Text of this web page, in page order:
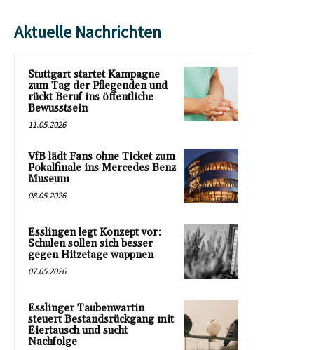
Aktuelle Nachrichten
Stuttgart startet Kampagne
zum Tag der Pflegenden und
rückt Beruf ins öffentliche
Bewusstsein
11.05.2026
VfB lädt Fans ohne Ticket zum
Pokalfinale ins Mercedes Benz
Museum
08.05.2026
Esslingen legt Konzept vor:
Schulen sollen sich besser
gegen Hitzetage wappnen
07.05.2026
Esslinger Taubenwartin
steuert Bestandsrückgang mit
Eiertausch und sucht
Nachfolge